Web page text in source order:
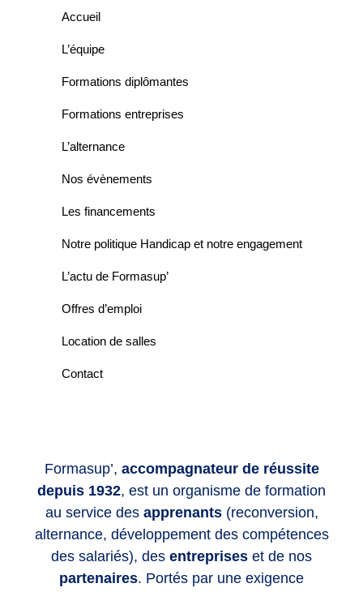
Formasup’, accompagnateur de réussite
depuis 1932, est un organisme de formation
au service des apprenants(reconversion,
alternance, développement des compétences
des salariés), des entreprises et de nos
partenaires. Portés par une exigence
Accueil
L’équipe
Formations diplômantes
Formations entreprises
L’alternance
Nos évènements
Les financements
Notre politique Handicap et notre engagement
L’actu de Formasup’
Offres d’emploi
Location de salles
Contact